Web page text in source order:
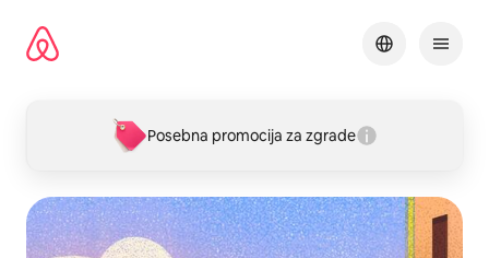
sadržaj
Posebna promocija za zgrade